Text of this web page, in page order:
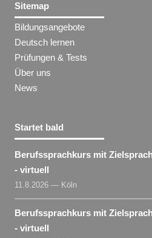
Sitemap
Bildungsangebote
Deutsch lernen
Prüfungen & Tests
Über uns
News
Startet bald
Berufssprachkurs mit
- virtuell
11.8.2026 — Köln
Berufssprachkurs mit
- virtuell